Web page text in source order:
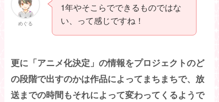
めぐる
1年やそこらでできるものではな
い、って感じですね！
更に「アニメ化決定」の情報をプロジェクトのど
の段階で出すのかは作品によってまちまちで、放
送までの時間もそれによって変わってくるようで